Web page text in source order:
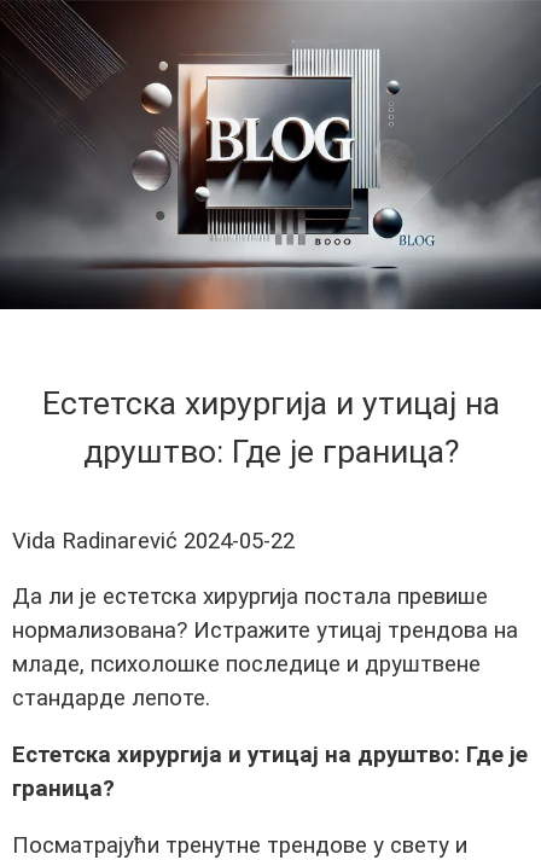
Естетска хирургија и утицај на
друштво: Где је граница?
Vida Radinarević 2024-05-22
Да ли је естетска хирургија постала превише
нормализована? Истражите утицај трендова на
младе, психолошке последице и друштвене
стандарде лепоте.
Естетска хирургија и утицај на друштво: Где је
граница?
Посматрајући тренутне трендове у свету и